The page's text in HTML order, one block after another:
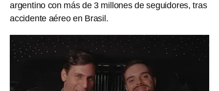
argentino con más de 3 millones de seguidores, tras
accidente aéreo en Brasil.